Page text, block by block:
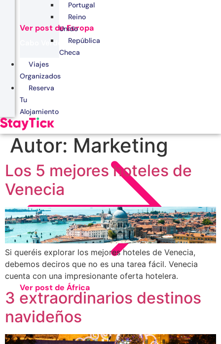
Ver post de Europa
Cabo Verde
Egipto
Kenia
Marruecos
Zanzíbar
Ver post de África
Argentina
Colombia
Costa Rica
Portugal
Reino
Unido
República
Checa
Viajes
Organizados
Reserva
Tu
Alojamiento
Autor: Marketing
Los 5 mejores hoteles de
Venecia
Si queréis explorar los mejores hoteles de Venecia,
debemos deciros que no es una tarea fácil. Venecia
cuenta con una impresionante oferta hotelera.
3 extraordinarios destinos
navideños